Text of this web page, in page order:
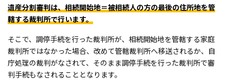
遺産分割審判は、相続開始地＝被相続人の方の最後の住所地を管
轄する裁判所で行います。
そこで、調停手続を行った裁判所が、相続開始地を管轄する家庭
裁判所ではなかった場合、改めて管轄裁判所へ移送されるか、自
庁処理の裁判がなされて、そのまま調停手続を行った裁判所で審
判手続もなされることとなります。